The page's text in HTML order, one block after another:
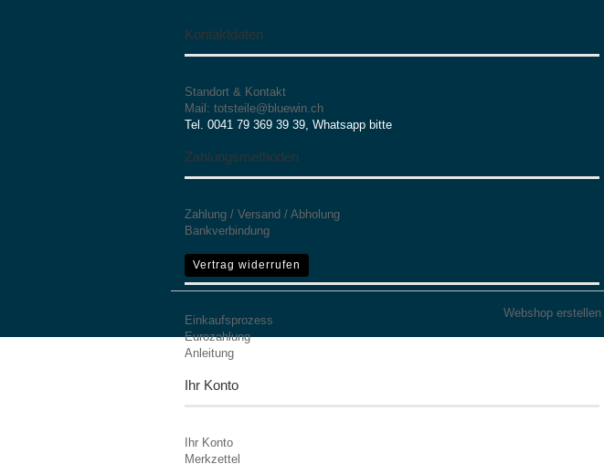
Kontaktdaten
Standort & Kontakt
Mail: totsteile@bluewin.ch
Tel. 0041 79 369 39 39, Whatsapp bitte
Zahlungsmethoden
Zahlung / Versand / Abholung
Bankverbindung
Mehr Informationen
Einkaufsprozess
Eurozahlung
Anleitung
Ihr Konto
Ihr Konto
Merkzettel
Vertrag widerrufen
Webshop erstellen